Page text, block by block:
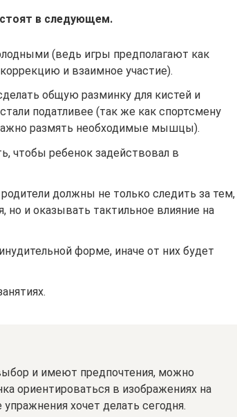
в следующем.
(ведь игры предполагают как
и взаимное участие).
общую разминку для кистей и
податливее (так же как спортсмену
размять необходимые мышцы).
чтобы ребенок задействовал в
должны не только следить за тем,
но и оказывать тактильное влияние на
форме, иначе от них будет
и имеют предпочтения, можно
ориентироваться в изображениях на
хочет делать сегодня.